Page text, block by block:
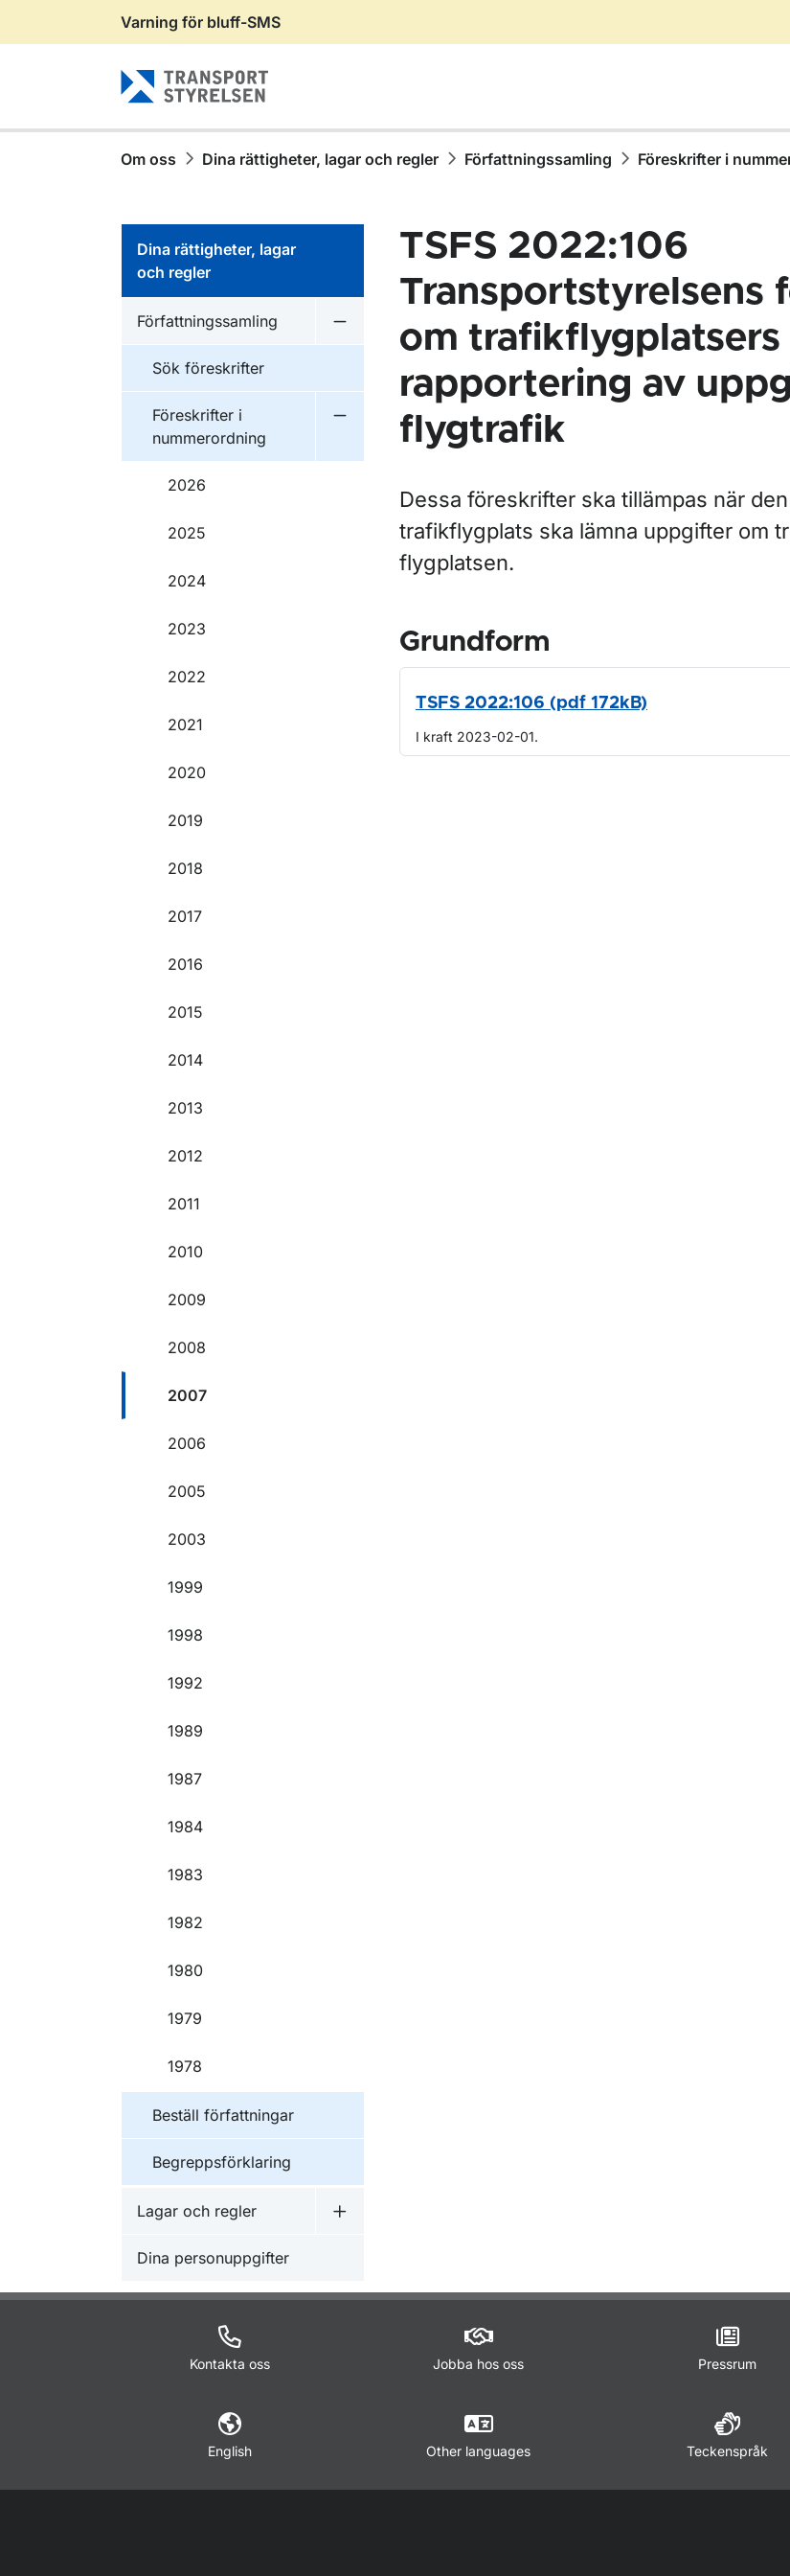
Gå till sidans innehåll
Varning för bluff-SMS
Om oss Dina rättigheter, lagar och regler Författningssamling Föreskrifter i
Dina rättigheter, lagar
och regler
Författningssamling
Undermeny för Författningssamling
Sök föreskrifter
Föreskrifter i
nummerordning
Undermeny för Föreskrifter i nummerordning
2026
2025
2024
2023
2022
2021
2020
2019
2018
2017
2016
2015
2014
2013
2012
2011
2010
2009
2008
2007
2006
2005
2003
1999
1998
1992
1989
1987
1984
1983
1982
1980
1979
1978
Beställ författningar
Begreppsförklaring
Lagar och regler
Undermeny för Lagar och regler
Dina personuppgifter
TSFS 2022:106
Transportstyrelsens
om trafikflygplatsers
rapportering av
flygtrafik
Dessa föreskrifter ska tillämpas när
trafikflygplats ska lämna uppgifter om
flygplatsen.
Grundform
TSFS 2022:106 (pdf 172kB)
I kraft 2023-02-01.
Kontakta oss Jobba hos oss Pressrum
English Other languages Teckenspråk